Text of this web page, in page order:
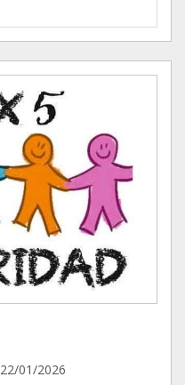
22/01/2026